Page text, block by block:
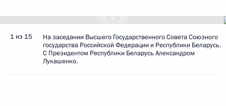
1 из 15
На заседании Высшего Государственного Совета Союзного
государства Российской Федерации и Республики Беларусь.
С Президентом Республики Беларусь Александром
Лукашенко.